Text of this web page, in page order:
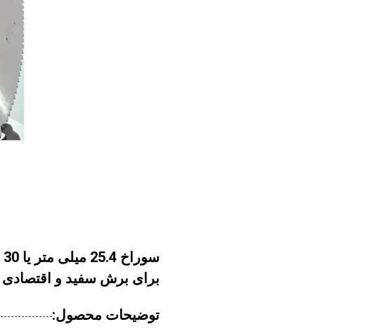
برای برش سفید و اقتصادی
توضیحات محصول: